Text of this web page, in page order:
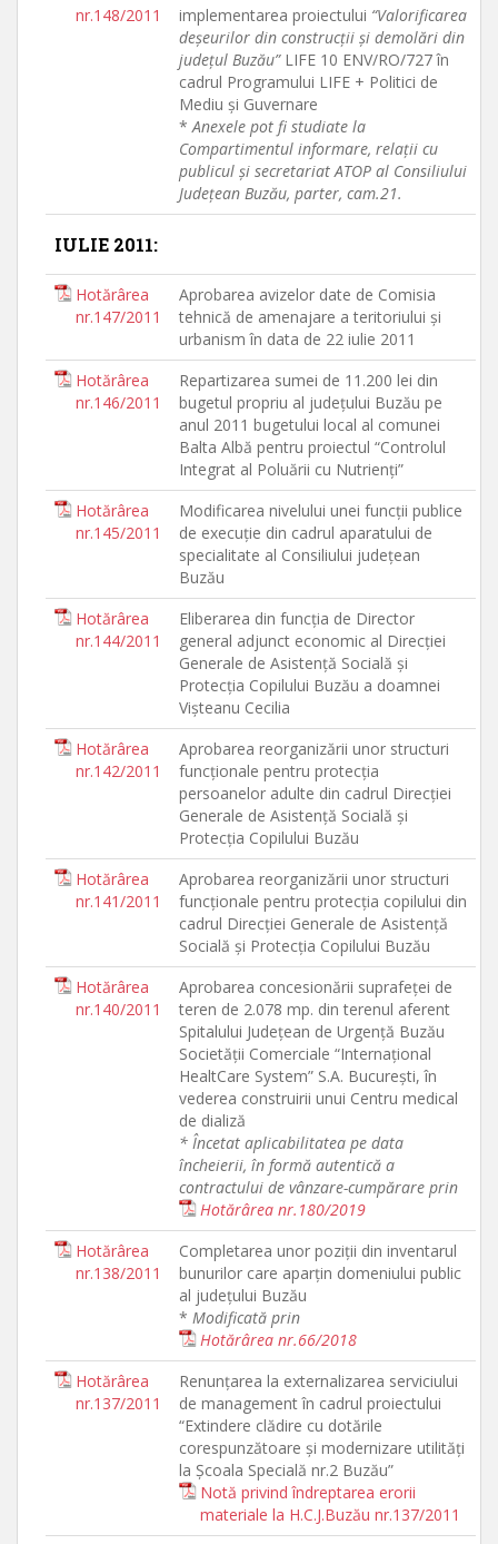
nr.148/2011
implementarea proiectului “Valorificarea
deşeurilor din construcţii şi demolări din
judeţul Buzău” LIFE 10 ENV/RO/727 în
cadrul Programului LIFE + Politici de
Mediu şi Guvernare
*Anexele pot fi studiate la
Compartimentul informare, relaţii cu
publicul şi secretariat ATOP al Consiliului
Judeţean Buzău, parter, cam.21.
IULIE 2011:
Hotărârea
nr.147/2011
Aprobarea avizelor date de Comisia
tehnică de amenajare a teritoriului şi
urbanism în data de 22 iulie 2011
Hotărârea
nr.146/2011
Repartizarea sumei de 11.200 lei din
bugetul propriu al judeţului Buzău pe
anul 2011 bugetului local al comunei
Balta Albă pentru proiectul “Controlul
Integrat al Poluării cu Nutrienţi”
Hotărârea
nr.145/2011
Modificarea nivelului unei funcţii publice
de execuţie din cadrul aparatului de
specialitate al Consiliului judeţean
Buzău
Hotărârea
nr.144/2011
Eliberarea din funcţia de Director
general adjunct economic al Direcţiei
Generale de Asistenţă Socială şi
Protecţia Copilului Buzău a doamnei
Vişteanu Cecilia
Hotărârea
nr.142/2011
Aprobarea reorganizării unor structuri
funcţionale pentru protecţia
persoanelor adulte din cadrul Direcţiei
Generale de Asistenţă Socială şi
Protecţia Copilului Buzău
Hotărârea
nr.141/2011
Aprobarea reorganizării unor structuri
funcţionale pentru protecţia copilului din
cadrul Direcţiei Generale de Asistenţă
Socială şi Protecţia Copilului Buzău
Hotărârea
nr.140/2011
Aprobarea concesionării suprafeţei de
teren de 2.078 mp. din terenul aferent
Spitalului Judeţean de Urgenţă Buzău
Societăţii Comerciale “Internaţional
HealtCare System” S.A. Bucureşti, în
vederea construirii unui Centru medical
de dializă
* Încetat aplicabilitatea pe data
încheierii, în formă autentică a
contractului de vânzare-cumpărare prin
Hotărârea nr.180/2019
Hotărârea
nr.138/2011
Completarea unor poziţii din inventarul
bunurilor care aparţin domeniului public
al judeţului Buzău
* Modificată prin
Hotărârea nr.66/2018
Hotărârea
nr.137/2011
Renunţarea la externalizarea serviciului
de management în cadrul proiectului
“Extindere clădire cu dotările
corespunzătoare şi modernizare utilităţi
la Şcoala Specială nr.2 Buzău”
Notă privind îndreptarea erorii
materiale la H.C.J.Buzău nr.137/2011